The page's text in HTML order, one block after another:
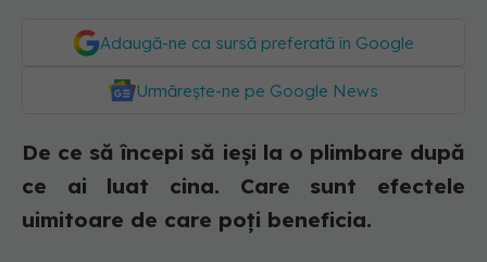
Adaugă-ne ca sursă preferată în Google
Urmărește-ne pe Google News
De ce să începi să ieși la o plimbare după
ce ai luat cina. Care sunt efectele
uimitoare de care poți beneficia.